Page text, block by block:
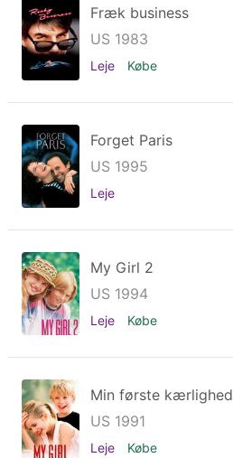
Fræk business
US 1983
Leje Købe
Forget Paris
US 1995
Leje
My Girl 2
US 1994
Leje Købe
Min første kærlighed
US 1991
Leje Købe